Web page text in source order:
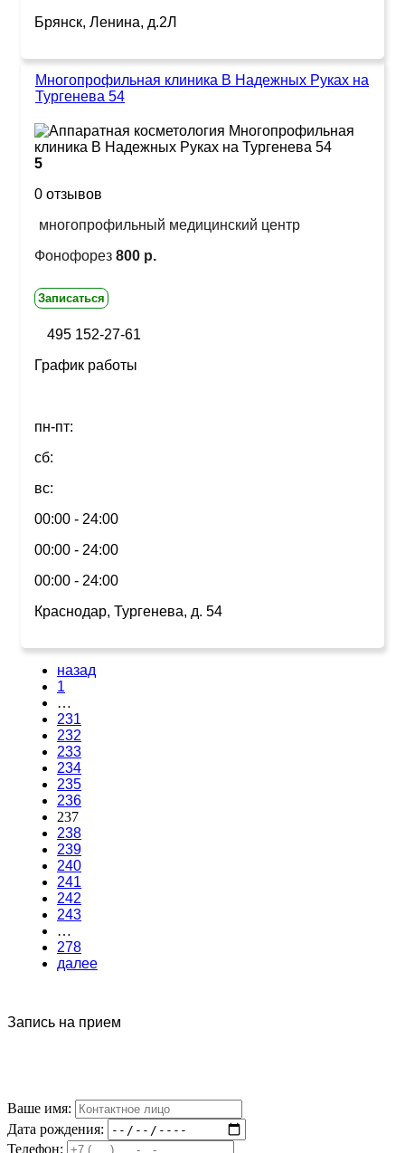
Брянск, Ленина, д.2Л
Многопрофильная клиника В Надежных Руках на
Тургенева 54
5
0 отзывов
многопрофильный медицинский центр
Фонофорез 800 р.
Записаться
495 152-27-61
График работы
пн-пт:
сб:
вс:
00:00 - 24:00
00:00 - 24:00
00:00 - 24:00
Краснодар, Тургенева, д. 54
назад
1
…
231
232
233
234
235
236
237
238
239
240
241
242
243
…
278
далее
Запись на прием
Ваше имя:
Дата рождения:
Телефон: